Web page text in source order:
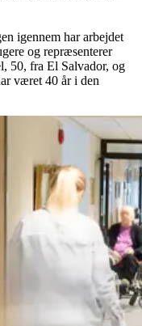
igennem har arbejdet
og repræsenterer
50, fra El Salvador, og
været 40 år i den